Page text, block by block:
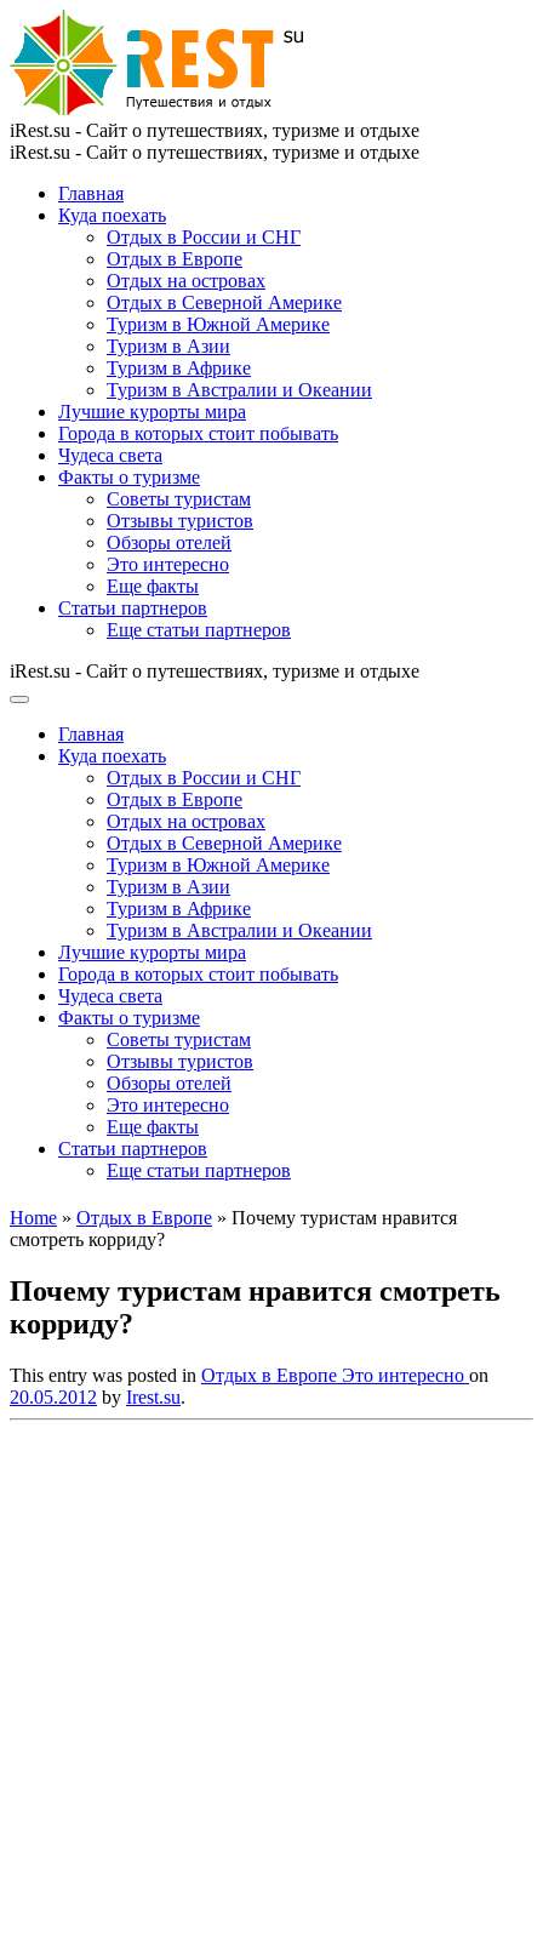
iRest.su - Сайт о путешествиях, туризме и отдыхе
iRest.su - Сайт о путешествиях, туризме и отдыхе
Главная
Куда поехать
Отдых в России и СНГ
Отдых в Европе
Отдых на островах
Отдых в Северной Америке
Туризм в Южной Америке
Туризм в Азии
Туризм в Африке
Туризм в Австралии и Океании
Лучшие курорты мира
Города в которых стоит побывать
Чудеса света
Факты о туризме
Советы туристам
Отзывы туристов
Обзоры отелей
Это интересно
Еще факты
Статьи партнеров
Еще статьи партнеров
iRest.su - Сайт о путешествиях, туризме и отдыхе
Главная
Куда поехать
Отдых в России и СНГ
Отдых в Европе
Отдых на островах
Отдых в Северной Америке
Туризм в Южной Америке
Туризм в Азии
Туризм в Африке
Туризм в Австралии и Океании
Лучшие курорты мира
Города в которых стоит побывать
Чудеса света
Факты о туризме
Советы туристам
Отзывы туристов
Обзоры отелей
Это интересно
Еще факты
Статьи партнеров
Еще статьи партнеров
Home » Отдых в Европе » Почему туристам нравится
смотреть корриду?
Почему туристам нравится смотреть
корриду?
This entry was posted in Отдых в Европе Это интересно on
20.05.2012 by Irest.su.